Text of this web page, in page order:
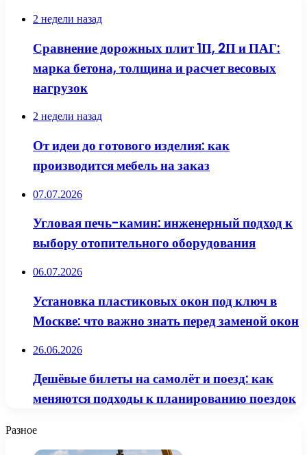
2 недели назад
Сравнение дорожных плит 1П, 2П и ПАГ:
марка бетона, толщина и расчет весовых
нагрузок
2 недели назад
От идеи до готового изделия: как
производится мебель на заказ
07.07.2026
Угловая печь-камин: инженерный подход к
выбору отопительного оборудования
06.07.2026
Установка пластиковых окон под ключ в
Москве: что важно знать перед заменой окон
26.06.2026
Дешёвые билеты на самолёт и поезд: как
меняются подходы к планированию поездок
Разное